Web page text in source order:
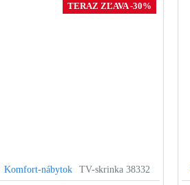
TERAZ ZĽAVA -30%
Komfort-nábytok TV-skrinka 38332